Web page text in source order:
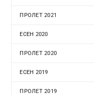
ПРОЛЕТ 2021
ЕСЕН 2020
ПРОЛЕТ 2020
ЕСЕН 2019
ПРОЛЕТ 2019